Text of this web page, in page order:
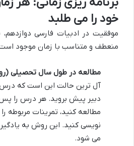
خود را می طلبد
موفقیت در ادبیات فارسی دوازدهم،
منعطف و متناسب با زمان موجود
مطالعه در طول سال تحصیلی
آل ترین حالت این است که
دبیر پیش بروید. هر درس را پس
مطالعه کنید، تمرینات مربوطه
نویسی کنید. این روش به
می شود.